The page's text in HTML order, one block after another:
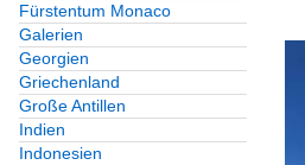
Fürstentum Monaco
Galerien
Georgien
Griechenland
Große Antillen
Indien
Indonesien